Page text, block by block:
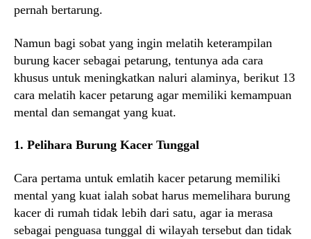
pernah bertarung.
Namun bagi sobat yang ingin melatih keterampilan
burung kacer sebagai petarung, tentunya ada cara
khusus untuk meningkatkan naluri alaminya, berikut 13
cara melatih kacer petarung agar memiliki kemampuan
mental dan semangat yang kuat.
1. Pelihara Burung Kacer Tunggal
Cara pertama untuk emlatih kacer petarung memiliki
mental yang kuat ialah sobat harus memelihara burung
kacer di rumah tidak lebih dari satu, agar ia merasa
sebagai penguasa tunggal di wilayah tersebut dan tidak